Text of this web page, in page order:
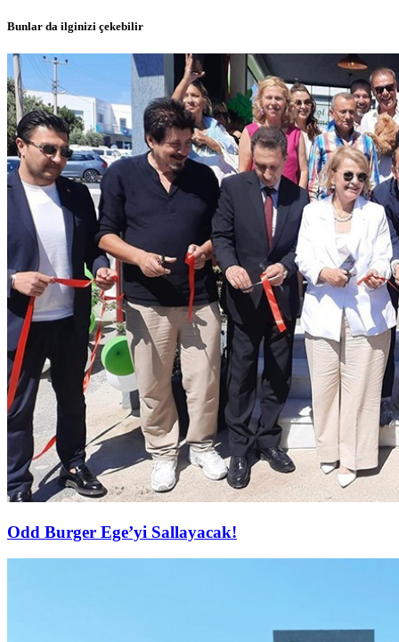
Bunlar da ilginizi çekebilir
Odd Burger Ege’yi Sallayacak!